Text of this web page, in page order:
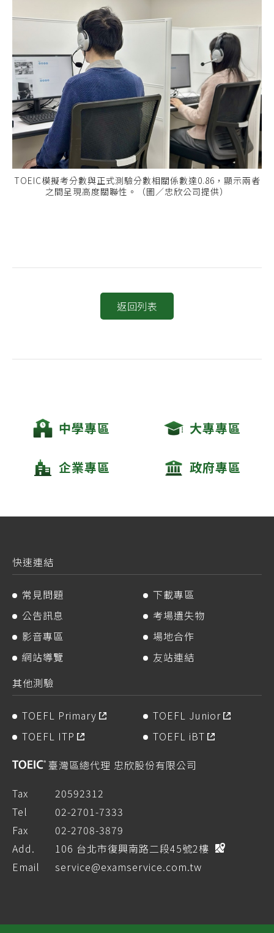
TOEIC模擬考分數與正式測驗分數相關係數達0.86，顯示兩者
之間呈現高度關聯性。（圖／忠欣公司提供）
返回列表
中學專區 大專專區
企業專區 政府專區
快速連結
常見問題
下載專區
公告訊息
考場遺失物
影音專區
場地合作
網站導覽
友站連結
其他測驗
TOEFL Primary
TOEFL Junior
TOEFL ITP
TOEFL iBT
臺灣區總代理 忠欣股份有限公司
Tax
20592312
Tel
02-2701-7333
Fax
02-2708-3879
Add.
106 台北市復興南路二段45號2樓
Email
service@examservice.com.tw